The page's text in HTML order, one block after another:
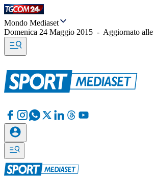
Mondo Mediaset
Domenica 24 Maggio 2015 - Aggiornato alle